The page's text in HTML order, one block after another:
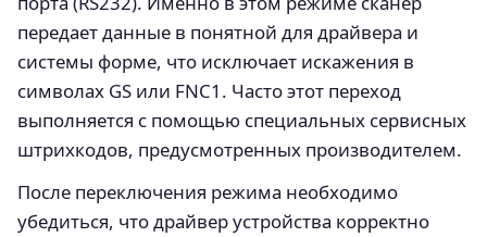
передает данные в понятной для драйвера и
системы форме, что исключает искажения в
символах GS или FNC1. Часто этот переход
выполняется с помощью специальных сервисных
штрихкодов, предусмотренных производителем.
После переключения режима необходимо
убедиться, что драйвер устройства корректно